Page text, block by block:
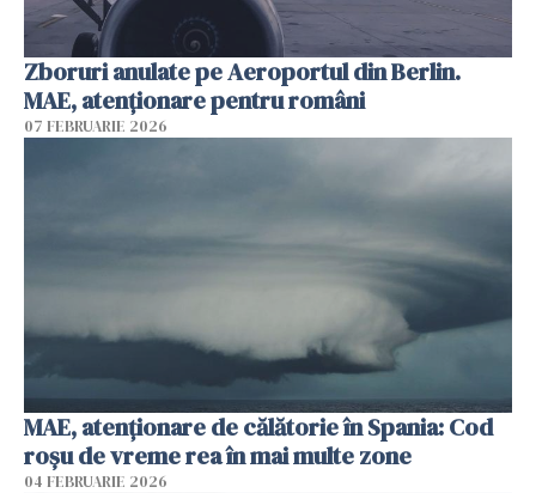
Zboruri anulate pe Aeroportul din Berlin.
MAE, atenționare pentru români
07 FEBRUARIE 2026
MAE, atenţionare de călătorie în Spania: Cod
roșu de vreme rea în mai multe zone
04 FEBRUARIE 2026